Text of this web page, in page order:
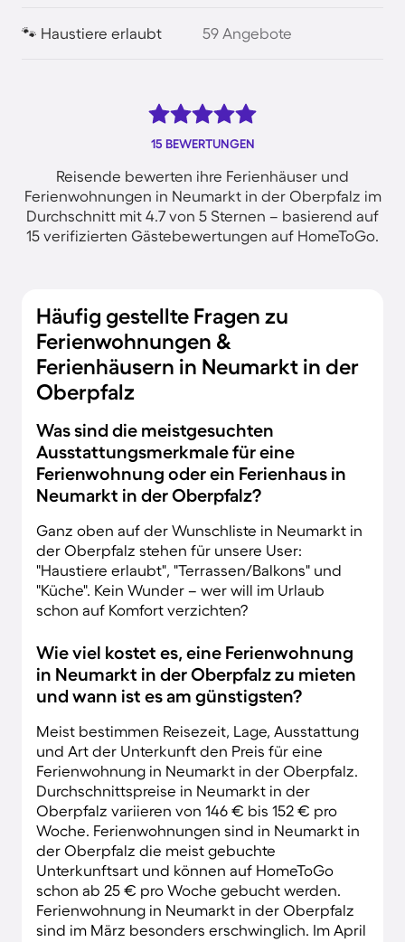
🐾 Haustiere erlaubt 59 Angebote
15 BEWERTUNGEN
Reisende bewerten ihre Ferienhäuser und
Ferienwohnungen in Neumarkt in der Oberpfalz im
Durchschnitt mit 4.7 von 5 Sternen – basierend auf
15 verifizierten Gästebewertungen auf HomeToGo.
Häufig gestellte Fragen zu
Ferienwohnungen &
Ferienhäusern in Neumarkt in der
Oberpfalz
Was sind die meistgesuchten
Ausstattungsmerkmale für eine
Ferienwohnung oder ein Ferienhaus in
Neumarkt in der Oberpfalz?
Ganz oben auf der Wunschliste in Neumarkt in
der Oberpfalz stehen für unsere User:
"Haustiere erlaubt", "Terrassen/Balkons" und
"Küche". Kein Wunder – wer will im Urlaub
schon auf Komfort verzichten?
Wie viel kostet es, eine Ferienwohnung
in Neumarkt in der Oberpfalz zu mieten
und wann ist es am günstigsten?
Meist bestimmen Reisezeit, Lage, Ausstattung
und Art der Unterkunft den Preis für eine
Ferienwohnung in Neumarkt in der Oberpfalz.
Durchschnittspreise in Neumarkt in der
Oberpfalz variieren von 146 € bis 152 € pro
Woche. Ferienwohnungen sind in Neumarkt in
der Oberpfalz die meist gebuchte
Unterkunftsart und können auf HomeToGo
schon ab 25 € pro Woche gebucht werden.
Ferienwohnung in Neumarkt in der Oberpfalz
sind im März besonders erschwinglich. Im April